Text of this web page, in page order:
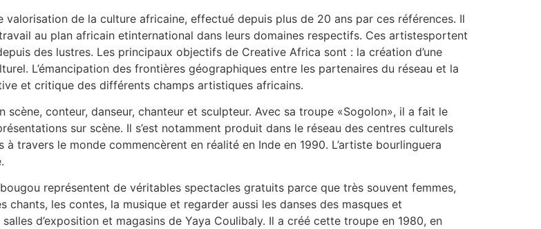
valorisation de la culture africaine, effectué depuis plus de 20 ans par ces références. Il
au plan africain etinternational dans leurs domaines respectifs. Ces artistesportent
des lustres. Les principaux objectifs de Creative Africa sont : la création d’une
L’émancipation des frontières géographiques entre les partenaires du réseau et la
et critique des différents champs artistiques africains.
conteur, danseur, chanteur et sculpteur. Avec sa troupe «Sogolon», il a fait le
sur scène. Il s’est notamment produit dans le réseau des centres culturels
travers le monde commencèrent en réalité en Inde en 1990. L’artiste bourlinguera
représentent de véritables spectacles gratuits parce que très souvent femmes,
les contes, la musique et regarder aussi les danses des masques et
d’exposition et magasins de Yaya Coulibaly. Il a créé cette troupe en 1980, en